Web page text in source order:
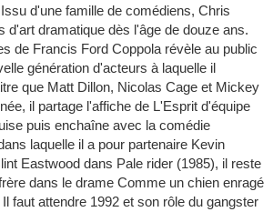
d'une famille de comédiens, Chris
d'art dramatique dès l'âge de douze ans.
de Francis Ford Coppola révèle au public
génération d'acteurs à laquelle il
que Matt Dillon, Nicolas Cage et Mickey
il partage l'affiche de L'Esprit d'équipe
puis enchaîne avec la comédie
laquelle il a pour partenaire Kevin
Eastwood dans Pale rider (1985), il reste
dans le drame Comme un chien enragé
faut attendre 1992 et son rôle du gangster